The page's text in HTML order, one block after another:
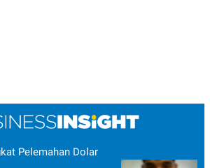
Pelemahan Dolar